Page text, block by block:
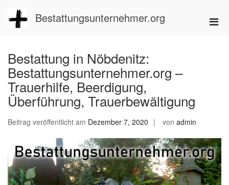
Inhalt
springen
Bestattungsunternehmer.org
Bestattung in Nöbdenitz:
Bestattungsunternehmer.org –
Trauerhilfe, Beerdigung,
Überführung, Trauerbewältigung
Beitrag veröffentlicht am Dezember 7, 2020 von admin